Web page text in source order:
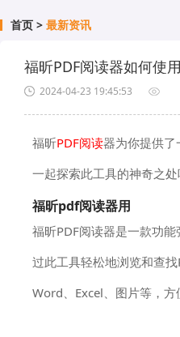
首页 > 最新资讯
福昕PDF阅读器如何使
2024-04-23 19:45:53
福昕PDF阅读器为你提供
一起探索此工具的神奇之
福昕pdf阅读器用
福昕PDF阅读器是一款功
过此工具轻松地浏览和查
Word、Excel、图片等，